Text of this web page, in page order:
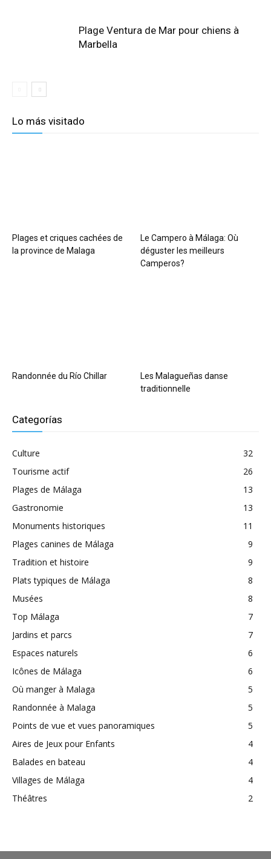
Plage Ventura de Mar pour chiens à
Marbella
Lo más visitado
Plages et criques cachées de
la province de Malaga
Le Campero à Málaga: Où
déguster les meilleurs
Camperos?
Randonnée du Río Chillar
Les Malagueñas danse
traditionnelle
Categorías
Culture
32
Tourisme actif
26
Plages de Málaga
13
Gastronomie
13
Monuments historiques
11
Plages canines de Málaga
9
Tradition et histoire
9
Plats typiques de Málaga
8
Musées
8
Top Málaga
7
Jardins et parcs
7
Espaces naturels
6
Icônes de Málaga
6
Où manger à Malaga
5
Randonnée à Malaga
5
Points de vue et vues panoramiques
5
Aires de Jeux pour Enfants
4
Balades en bateau
4
Villages de Málaga
4
Théâtres
2